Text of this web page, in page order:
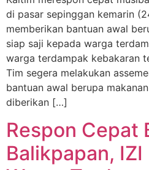
di pasar sepinggan kemarin
memberikan bantuan awal
siap saji kepada warga
warga terdampak kebakaran
Tim segera melakukan
bantuan awal berupa
diberikan […]
Respon Cepat
Balikpapan,